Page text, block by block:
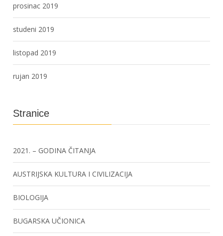
prosinac 2019
studeni 2019
listopad 2019
rujan 2019
Stranice
2021. – GODINA ČITANJA
AUSTRIJSKA KULTURA I CIVILIZACIJA
BIOLOGIJA
BUGARSKA UČIONICA